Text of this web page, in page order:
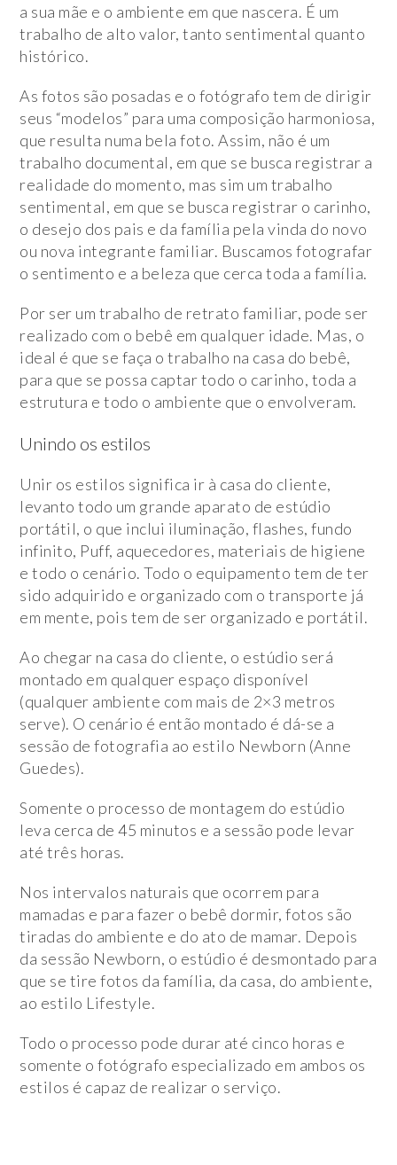
a sua mãe e o ambiente em que nascera. É um
trabalho de alto valor, tanto sentimental quanto
histórico.
As fotos são posadas e o fotógrafo tem de dirigir
seus “modelos” para uma composição harmoniosa,
que resulta numa bela foto. Assim, não é um
trabalho documental, em que se busca registrar a
realidade do momento, mas sim um trabalho
sentimental, em que se busca registrar o carinho,
o desejo dos pais e da família pela vinda do novo
ou nova integrante familiar. Buscamos fotografar
o sentimento e a beleza que cerca toda a família.
Por ser um trabalho de retrato familiar, pode ser
realizado com o bebê em qualquer idade. Mas, o
ideal é que se faça o trabalho na casa do bebê,
para que se possa captar todo o carinho, toda a
estrutura e todo o ambiente que o envolveram.
Unindo os estilos
Unir os estilos significa ir à casa do cliente,
levanto todo um grande aparato de estúdio
portátil, o que inclui iluminação, flashes, fundo
infinito, Puff, aquecedores, materiais de higiene
e todo o cenário. Todo o equipamento tem de ter
sido adquirido e organizado com o transporte já
em mente, pois tem de ser organizado e portátil.
Ao chegar na casa do cliente, o estúdio será
montado em qualquer espaço disponível
(qualquer ambiente com mais de 2×3 metros
serve). O cenário é então montado é dá-se a
sessão de fotografia ao estilo Newborn (Anne
Guedes).
Somente o processo de montagem do estúdio
leva cerca de 45 minutos e a sessão pode levar
até três horas.
Nos intervalos naturais que ocorrem para
mamadas e para fazer o bebê dormir, fotos são
tiradas do ambiente e do ato de mamar. Depois
da sessão Newborn, o estúdio é desmontado para
que se tire fotos da família, da casa, do ambiente,
ao estilo Lifestyle.
Todo o processo pode durar até cinco horas e
somente o fotógrafo especializado em ambos os
estilos é capaz de realizar o serviço.